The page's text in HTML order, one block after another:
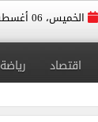
الخميس، 06 أغسطس 2026
اقتصاد رياضة